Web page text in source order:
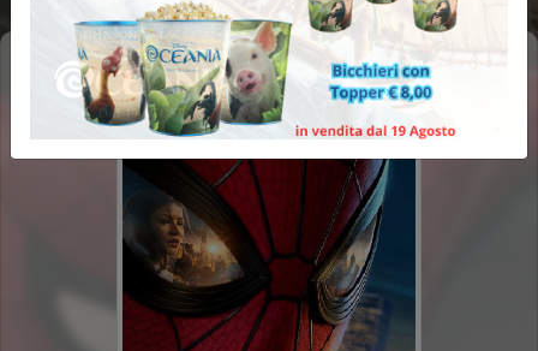
SPIDER-MAN: BRAND NEW DAY